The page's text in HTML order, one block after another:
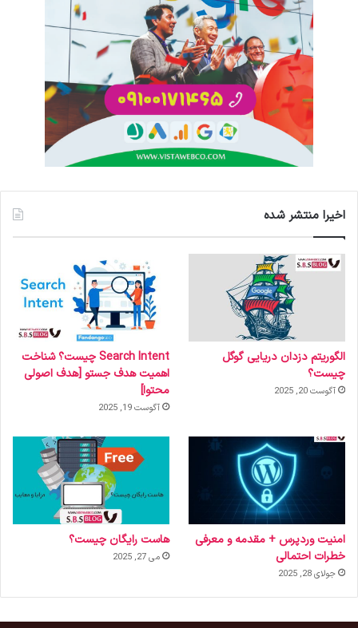
اخیرا منتشر شده
الگوریتم دزدان دریایی گوگل
چیست؟
آگوست 20, 2025
Search Intent چیست؟ شناخت
اهمیت هدف جستو [هدف اصولی
محتوا]
آگوست 19, 2025
امنیت وردپرس + مقدمه و معرفی
خطرات احتمالی
جولای 28, 2025
هاست رایگان چیست؟
می 27, 2025